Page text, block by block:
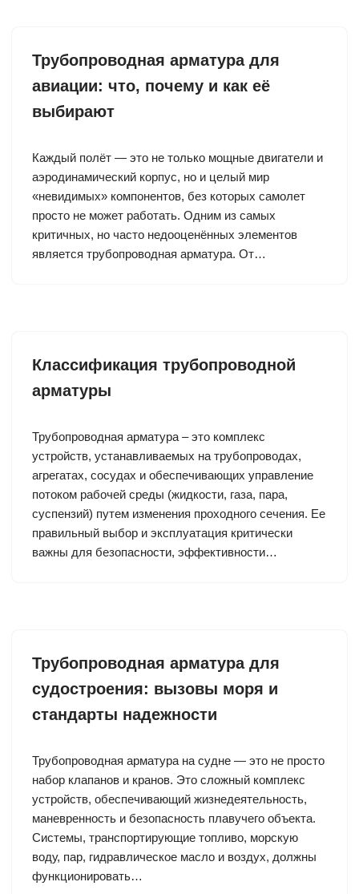
Трубопроводная арматура для
авиации: что, почему и как её
выбирают
Каждый полёт — это не только мощные двигатели и
аэродинамический корпус, но и целый мир
«невидимых» компонентов, без которых самолет
просто не может работать. Одним из самых
критичных, но часто недооценённых элементов
является трубопроводная арматура. От…
Классификация трубопроводной
арматуры
Трубопроводная арматура – это комплекс
устройств, устанавливаемых на трубопроводах,
агрегатах, сосудах и обеспечивающих управление
потоком рабочей среды (жидкости, газа, пара,
суспензий) путем изменения проходного сечения. Ее
правильный выбор и эксплуатация критически
важны для безопасности, эффективности…
Трубопроводная арматура для
судостроения: вызовы моря и
стандарты надежности
Трубопроводная арматура на судне — это не просто
набор клапанов и кранов. Это сложный комплекс
устройств, обеспечивающий жизнедеятельность,
маневренность и безопасность плавучего объекта.
Системы, транспортирующие топливо, морскую
воду, пар, гидравлическое масло и воздух, должны
функционировать…